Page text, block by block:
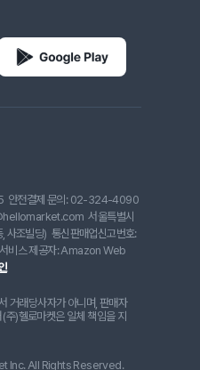
안전결제 문의: 02-324-4090
서울특별시
사조빌딩) 통신판매업신고번호:
비스 제공자: Amazon Web
거래당사자가 아니며, 판매자
주)헬로마켓은 일체 책임을 지
Inc. All Rights Reserved.